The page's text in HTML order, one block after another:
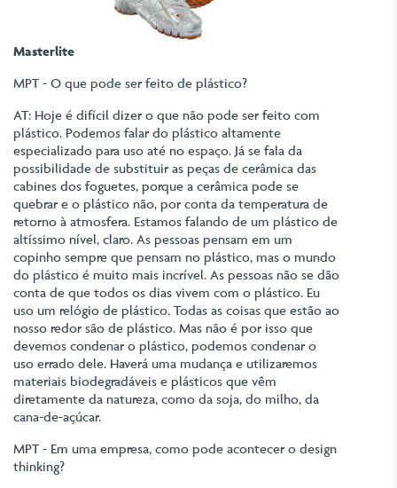
Masterlite
MPT - O que pode ser feito de plástico?
AT: Hoje é difícil dizer o que não pode ser feito com
plástico. Podemos falar do plástico altamente
especializado para uso até no espaço. Já se fala da
possibilidade de substituir as peças de cerâmica das
cabines dos foguetes, porque a cerâmica pode se
quebrar e o plástico não, por conta da temperatura de
retorno à atmosfera. Estamos falando de um plástico de
altíssimo nível, claro. As pessoas pensam em um
copinho sempre que pensam no plástico, mas o mundo
do plástico é muito mais incrível. As pessoas não se dão
conta de que todos os dias vivem com o plástico. Eu
uso um relógio de plástico. Todas as coisas que estão ao
nosso redor são de plástico. Mas não é por isso que
devemos condenar o plástico, podemos condenar o
uso errado dele. Haverá uma mudança e utilizaremos
materiais biodegradáveis e plásticos que vêm
diretamente da natureza, como da soja, do milho, da
cana-de-açúcar.
MPT - Em uma empresa, como pode acontecer o design
thinking?